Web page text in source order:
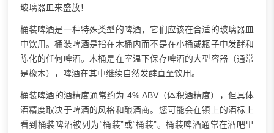
玻璃器皿来盛放！
桶装啤酒是一种特殊类型的啤酒，它们应该在合适的玻璃器皿
中饮用。桶装啤酒是指在木桶内而不是在小桶或瓶子中发酵和
陈化的任何啤酒。木桶是在室温下保存啤酒的大型容器（通常
是橡木），啤酒在其中继续自然发酵直至饮用。
桶装啤酒的酒精度通常约为 4% ABV（体积酒精度），但具体
酒精度取决于啤酒的风格和酿酒商。您可能会在镇上的酒标上
看到桶装啤酒被列为“桶装”或“桶装”。桶装啤酒通常在酒吧里